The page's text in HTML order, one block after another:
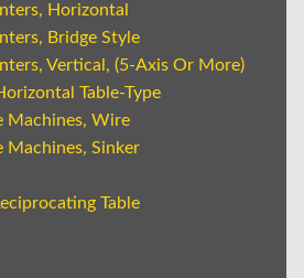
Horizontal
Bridge Style
Vertical, (5-Axis Or More)
Table-Type
Machines, Wire
Machines, Sinker
Table